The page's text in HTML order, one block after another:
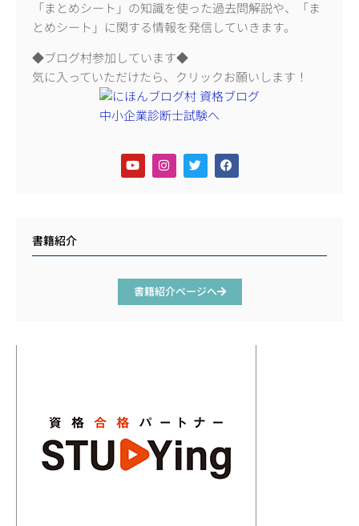
「まとめシート」の知識を使った過去問解説や、「ま
とめシート」に関する情報を発信していきます。
◆ブログ村参加しています◆
気に入っていただけたら、クリックお願いします！
書籍紹介
書籍紹介ページへ